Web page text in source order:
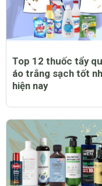
Top 12 thuốc tẩy
áo trắng sạch tốt
hiện nay